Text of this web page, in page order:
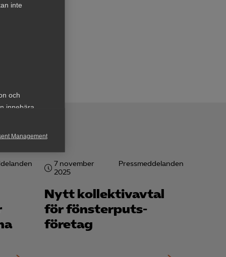
inte
och
innebära
Management
7 november
2025
Pressmeddelanden
Nytt kollektivavtal
för fönsterputs­
företag